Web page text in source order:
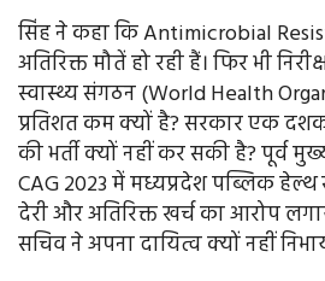
सिंह ने कहा कि Antimicrobial
अतिरिक्त मौतें हो रही हैं। फिर भी
स्वास्थ्य संगठन (World Health
प्रतिशत कम क्यों है? सरकार एक दशक
की भर्ती क्यों नहीं कर सकी है? पूर्व
CAG 2023 में मध्यप्रदेश पब्लिक हेल्थ
देरी और अतिरिक्त खर्च का आरोप
सचिव ने अपना दायित्व क्यों नहीं